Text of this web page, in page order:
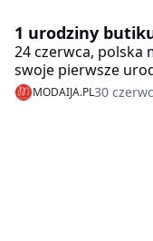
1 urodziny
24 czerwca, polska
swoje pierwsze
goście mieli
także obejrzeć
MODAIJA.PL30